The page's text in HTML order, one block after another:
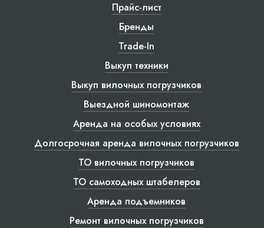
Прайс-лист
Бренды
Trade-In
Выкуп техники
Выкуп вилочных погрузчиков
Выездной шиномонтаж
Аренда на особых условиях
Долгосрочная аренда вилочных погрузчиков
ТО вилочных погрузчиков
ТО самоходных штабелеров
Аренда подъемников
Ремонт вилочных погрузчиков